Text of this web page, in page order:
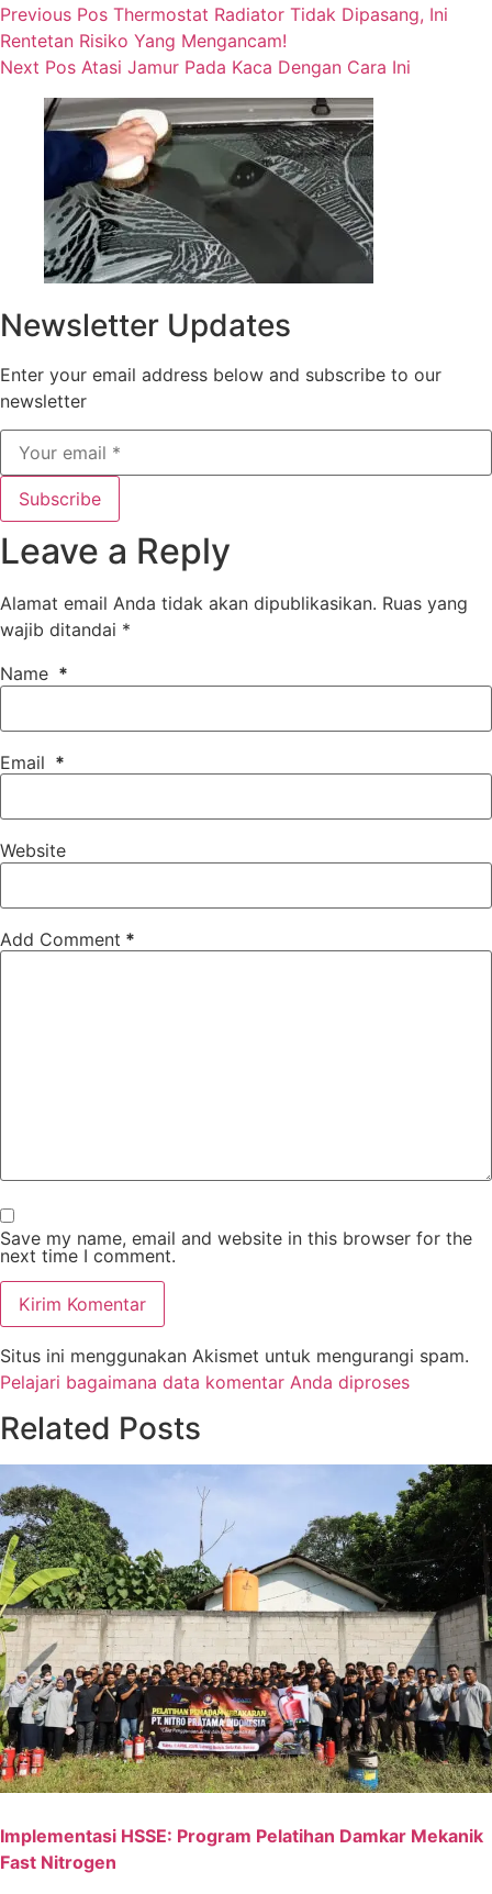
Previous Pos Thermostat Radiator Tidak Dipasang, Ini
Rentetan Risiko Yang Mengancam!
Next Pos Atasi Jamur Pada Kaca Dengan Cara Ini
Newsletter Updates
Enter your email address below and subscribe to our
newsletter
Subscribe
Leave a Reply
Alamat email Anda tidak akan dipublikasikan. Ruas yang
wajib ditandai *
Name *
Email *
Website
Add Comment *
Save my name, email and website in this browser for the
next time I comment.
Kirim Komentar
Situs ini menggunakan Akismet untuk mengurangi spam.
Pelajari bagaimana data komentar Anda diproses
Related Posts
Implementasi HSSE: Program Pelatihan Damkar Mekanik
Fast Nitrogen